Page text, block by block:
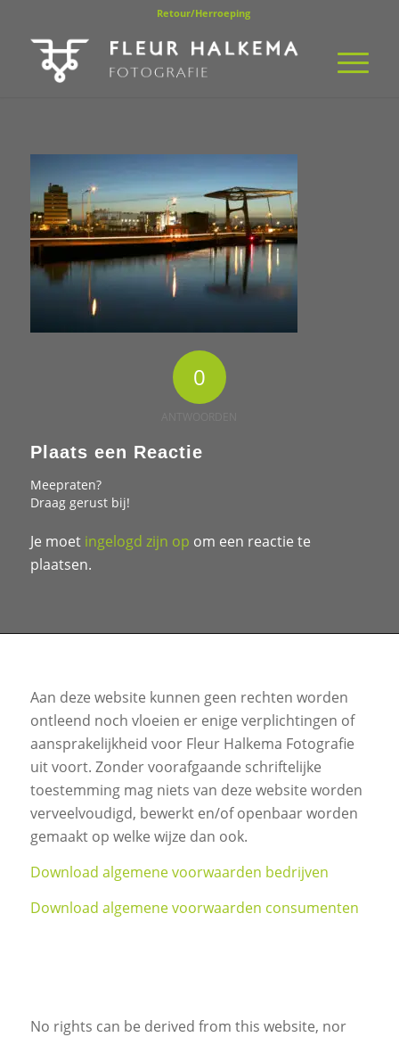
Retour/Herroeping
0
Plaats een Reactie
Meepraten?
Draag gerust bij!
Je moet ingelogd zijn op om een reactie te
plaatsen.
Aan deze website kunnen geen rechten worden
ontleend noch vloeien er enige verplichtingen of
aansprakelijkheid voor Fleur Halkema Fotografie
uit voort. Zonder voorafgaande schriftelijke
toestemming mag niets van deze website worden
verveelvoudigd, bewerkt en/of openbaar worden
gemaakt op welke wijze dan ook.
Download algemene voorwaarden bedrijven
Download algemene voorwaarden consumenten
No rights can be derived from this website, nor